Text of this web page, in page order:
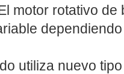
motor rotativo de
utiliza nuevo